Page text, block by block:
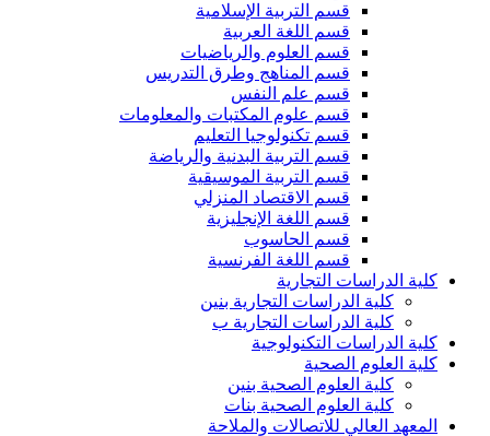
قسم التربية الإسلامية
قسم اللغة العربية
قسم العلوم والرياضيات
قسم المناهج وطرق التدريس
قسم علم النفس
قسم علوم المكتبات والمعلومات
قسم تكنولوجيا التعليم
قسم التربية البدنية والرياضة
قسم التربية الموسيقية
قسم الاقتصاد المنزلي
قسم اللغة الإنجليزية
قسم الحاسوب
قسم اللغة الفرنسية
كلية الدراسات التجارية
كلية الدراسات التجارية بنين
كلية الدراسات التجارية ب
كلية الدراسات التكنولوجية
كلية العلوم الصحية
كلية العلوم الصحية بنين
كلية العلوم الصحية بنات
المعهد العالي للاتصالات والملاحة